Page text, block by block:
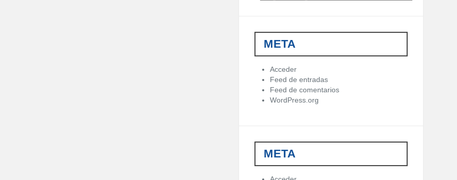
r
a
s
META
Acceder
Feed de entradas
Feed de comentarios
WordPress.org
META